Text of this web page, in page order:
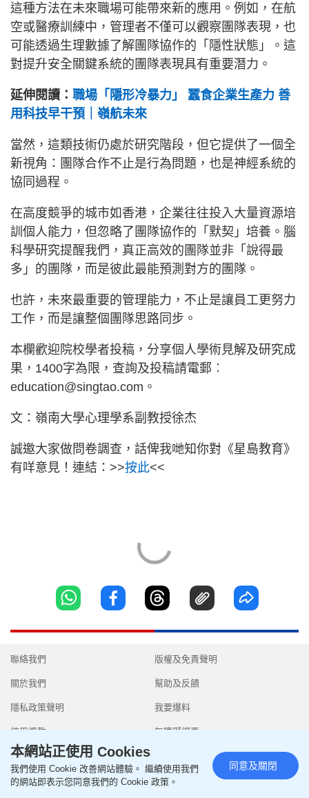
這種方法在未來職場可能帶來新的應用。例如，在航
空或醫療訓練中，管理者不僅可以觀察團隊表現，也
可能透過生理數據了解團隊協作的「隱性狀態」。這
對提升安全關鍵系統的團隊表現具有重要潛力。
延伸閱讀： 職場「隱形冷暴力」 蠶食企業生產力 善
用科技早干預｜嶺航未來
當然，這類技術仍處於研究階段，但它提供了一個全
新視角：團隊合作不止是行為問題，也是神經系統的
協同過程。
在高度競爭的城市如香港，企業往往投入大量資源培
訓個人能力，但忽略了團隊協作的「默契」培養。腦
科學研究提醒我們，真正高效的團隊並非「說得最
多」的團隊，而是彼此最能預測對方的團隊。
也許，未來最重要的管理能力，不止是讓員工更努力
工作，而是讓整個團隊思路同步。
本欄歡迎院校學者投稿，分享個人學術見解及研究成
果，1400字為限，查詢及投稿請電郵︰
education@singtao.com。
文：嶺南大學心理學系副教授徐杰
誠邀大家做問卷調查，話俾我哋知你對《星島教育》
有咩意見！連結：>>按此<<
聯絡我們
關於我們
隱私政策聲明
使用條款
版權及免責聲明
幫助及反饋
我要爆料
無障礙網頁
Copyright © 2026 SingTao Ltd.All rights reserved.
本網站正使用 Cookies
我們使用 Cookie 改善網站體驗。 繼續使用我們
的網站即表示您同意我們的 Cookie 政策。
同意及關閉